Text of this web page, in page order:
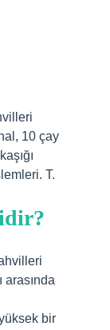
10 çay
T.
arasında
bir